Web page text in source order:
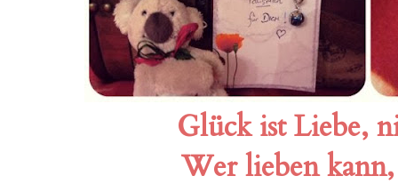
Glück ist Liebe,
Wer lieben